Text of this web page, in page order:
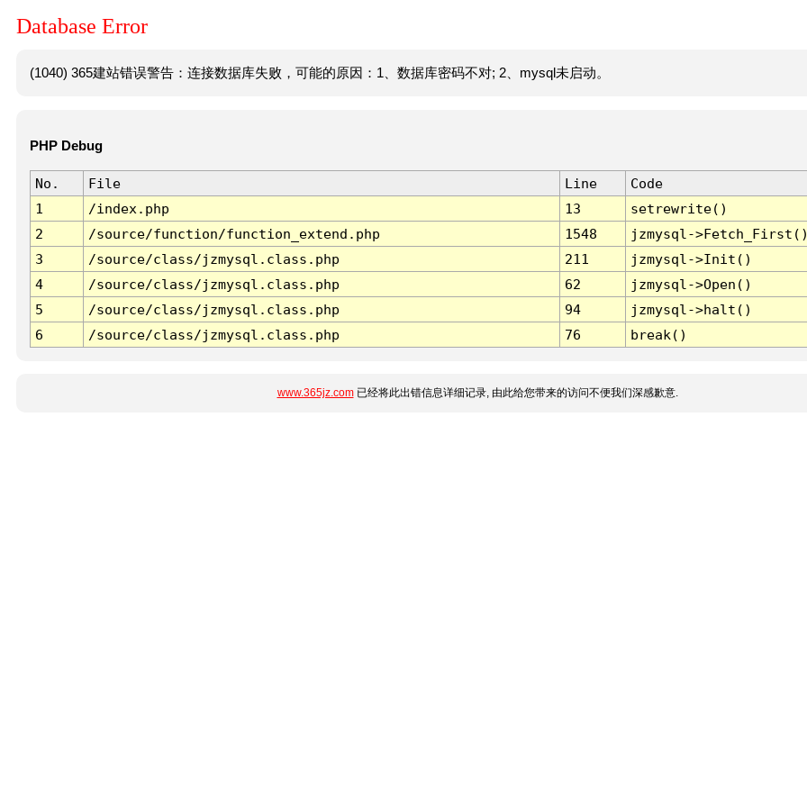
Database Error
(1040) 365建站错误警告：连接数据库失败，可能的原因：1、数据库密码不对; 2、mysql未启动。
PHP Debug
No. File Line
Code
1
/index.php 13
setrewrite()
2
/source/function/function_extend.php 1548
jzmysql-
3
/source/class/jzmysql.class.php 211
jzmysql->Init()
4
/source/class/jzmysql.class.php 62
jzmysql->Open()
5
/source/class/jzmysql.class.php 94
jzmysql->halt()
6
/source/class/jzmysql.class.php 76 break()
www.365jz.com已经将此出错信息详细记录, 由此给您带来的访问不便我们深感歉意.